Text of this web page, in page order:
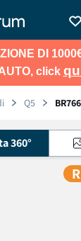
DI
click
Q5
360°